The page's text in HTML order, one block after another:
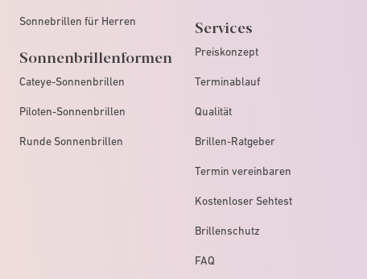
Sonnebrillen für Herren
Sonnenbrillenformen
Cateye-Sonnenbrillen
Piloten-Sonnenbrillen
Runde Sonnenbrillen
Services
Preiskonzept
Terminablauf
Qualität
Brillen-Ratgeber
Termin vereinbaren
Kostenloser Sehtest
Brillenschutz
FAQ